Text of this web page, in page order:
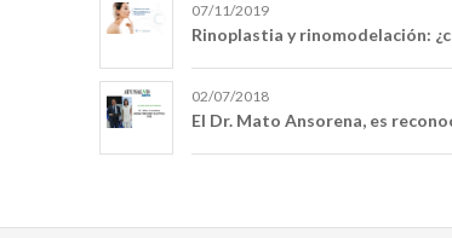
07/11/2019
Rinoplastia y rinomodelación:
02/07/2018
El Dr. Mato Ansorena, es